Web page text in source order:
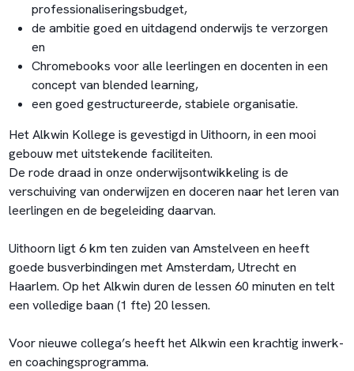
professionaliseringsbudget,
de ambitie goed en uitdagend onderwijs te verzorgen
en
Chromebooks voor alle leerlingen en docenten in een
concept van blended learning,
een goed gestructureerde, stabiele organisatie.
Het Alkwin Kollege is gevestigd in Uithoorn, in een mooi
gebouw met uitstekende faciliteiten.
De rode draad in onze onderwijsontwikkeling is de
verschuiving van onderwijzen en doceren naar het leren van
leerlingen en de begeleiding daarvan.
Uithoorn ligt 6 km ten zuiden van Amstelveen en heeft
goede busverbindingen met Amsterdam, Utrecht en
Haarlem. Op het Alkwin duren de lessen 60 minuten en telt
een volledige baan (1 fte) 20 lessen.
Voor nieuwe collega’s heeft het Alkwin een krachtig inwerk-
en coachingsprogramma.